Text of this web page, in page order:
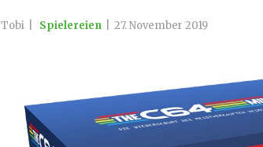
Tobi Spielereien 27. November 2019